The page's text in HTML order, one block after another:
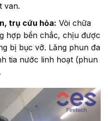
van.
trụ cứu hỏa: Vòi chữa
hợp bền chắc, chịu được
bị bục vỡ. Lăng phun đa
tia nước linh hoạt (phun